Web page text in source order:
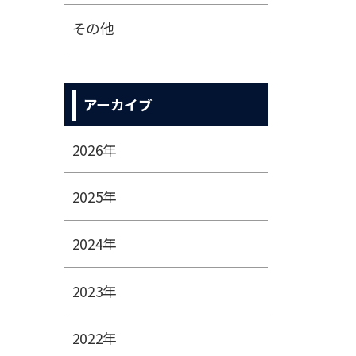
その他
アーカイブ
2026年
2025年
2024年
2023年
2022年